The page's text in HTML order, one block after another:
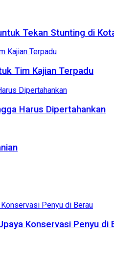
Tekan Stunting di
Tim Kajian Terpadu
Harus Dipertahankan
Konservasi Penyu di